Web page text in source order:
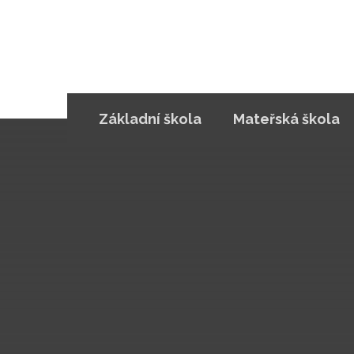
Základní škola Mateřská škola